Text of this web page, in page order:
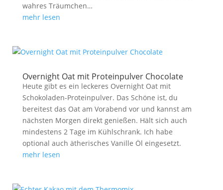
wahres Träumchen…
mehr lesen
Overnight Oat mit Proteinpulver Chocolate
Heute gibt es ein leckeres Overnight Oat mit
Schokoladen-Proteinpulver. Das Schöne ist, du
bereitest das Oat am Vorabend vor und kannst am
nächsten Morgen direkt genießen. Hält sich auch
mindestens 2 Tage im Kühlschrank. Ich habe
optional auch ätherisches Vanille Öl eingesetzt.
mehr lesen